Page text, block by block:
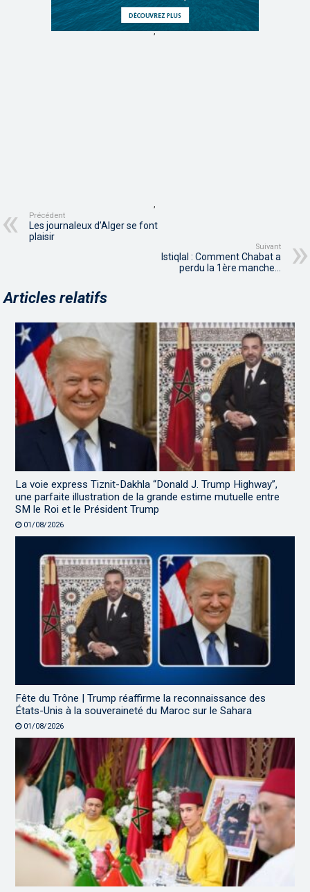
,
,
Précédent
Les journaleux d’Alger se font
plaisir
Suivant
Istiqlal : Comment Chabat a
perdu la 1ère manche…
Articles relatifs
La voie express Tiznit-Dakhla “Donald J. Trump Highway”,
une parfaite illustration de la grande estime mutuelle entre
SM le Roi et le Président Trump
01/08/2026
Fête du Trône | Trump réaffirme la reconnaissance des
États-Unis à la souveraineté du Maroc sur le Sahara
01/08/2026